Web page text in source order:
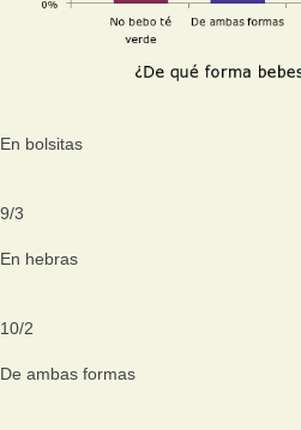
En bolsitas
9/3
En hebras
10/2
De ambas formas